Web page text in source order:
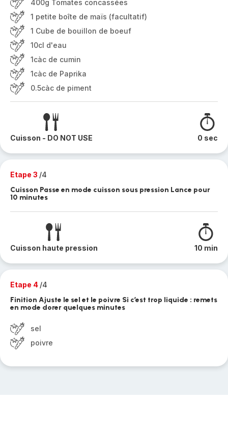
400g Tomates concassées
1 petite boîte de maïs (facultatif)
1 Cube de bouillon de boeuf
10cl d'eau
1càc de cumin
1càc de Paprika
0.5càc de piment
Cuisson - DO NOT USE 0 sec
Etape 3 /4
Cuisson Passe en mode cuisson sous pression Lance pour
10 minutes
Cuisson haute pression 10 min
Etape 4 /4
Finition Ajuste le sel et le poivre Si c’est trop liquide : remets
en mode dorer quelques minutes
sel
poivre